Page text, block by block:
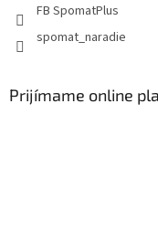
FB SpomatPlus
spomat_naradie
Prijímame online